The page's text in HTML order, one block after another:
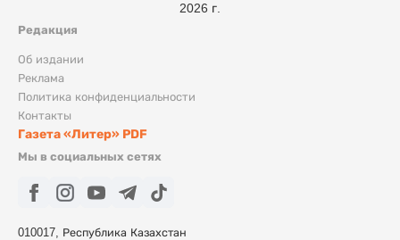
Редакция
Об издании
Реклама
Политика конфиденциальности
Контакты
Газета «Литер» PDF
Мы в социальных сетях
010017, Республика Казахстан
2026 г.